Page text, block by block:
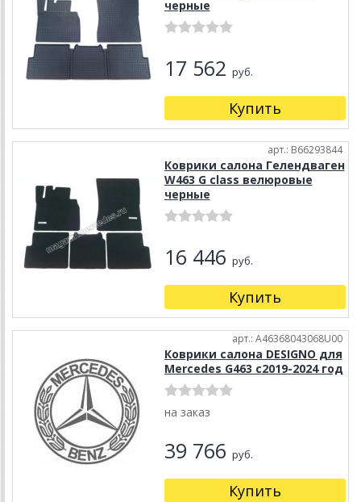
черные
17 562 руб.
Купить
арт.: B66293844
Коврики салона Гелендваген
W463 G class велюровые
черные
16 446 руб.
Купить
арт.: A46368043068U00
Коврики салона DESIGNO для
Mercedes G463 с2019-2024 год
на заказ
39 766 руб.
Купить